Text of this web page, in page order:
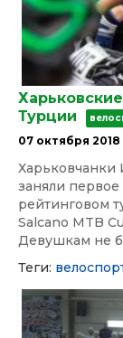
Турции
07 октября 2018
заняли
рейтинговом
Salcano MTB
Девушкам не
Теги: